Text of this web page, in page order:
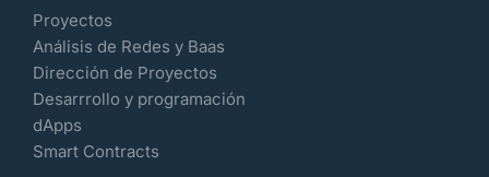
Proyectos
Análisis de Redes y Baas
Dirección de Proyectos
Desarrrollo y programación
dApps
Smart Contracts